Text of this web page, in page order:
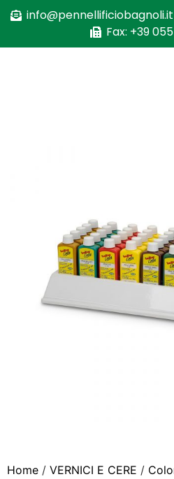
info@pennellificiobagnoli.it
Fax: +39
Home / VERNICI E CERE /